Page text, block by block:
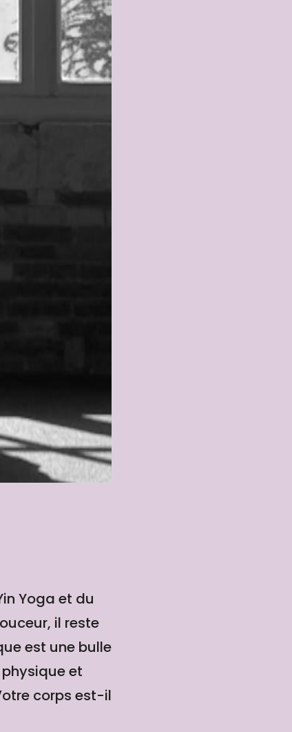
Yoga et du
il reste
est une bulle
et
corps est-il